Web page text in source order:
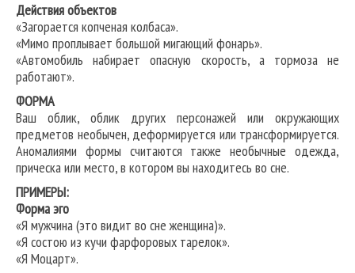
Действия объектов
«Загорается копченая колбаса».
«Мимо проплывает большой мигающий фонарь».
«Автомобиль набирает опасную скорость, а тормоза не
работают».
ФОРМА
Ваш облик, облик других персонажей или окружающих
предметов необычен, деформируется или трансформируется.
Аномалиями формы считаются также необычные одежда,
прическа или место, в котором вы находитесь во сне.
ПРИМЕРЫ:
Форма эго
«Я мужчина (это видит во сне женщина)».
«Я состою из кучи фарфоровых тарелок».
«Я Моцарт».